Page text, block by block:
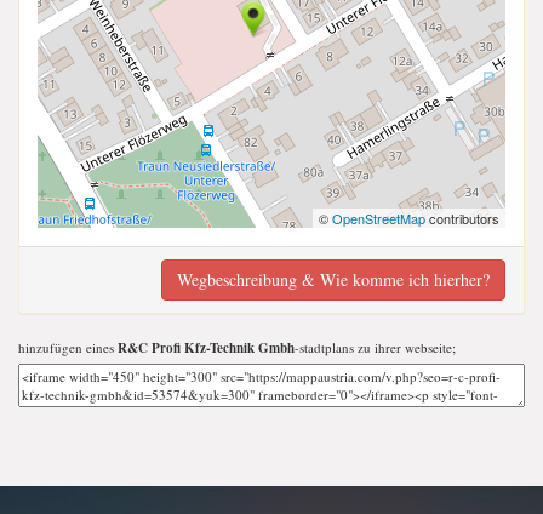
©OpenStreetMapcontributors
Wegbeschreibung & Wie komme ich hierher?
hinzufügen eines R&C Profi Kfz-Technik Gmbh-stadtplans zu ihrer webseite;